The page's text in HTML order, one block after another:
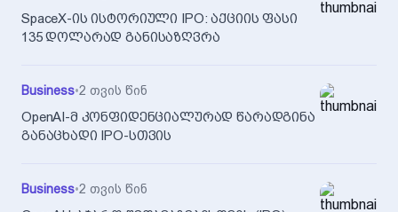
SpaceX-ის ისტორიული IPO: აქციის ფასი
135 დოლარად განისაზღვრა
Business•2 თვის წინ
OpenAI-მ კონფიდენციალურად წარადგინა
განაცხადი IPO-სთვის
Business•2 თვის წინ